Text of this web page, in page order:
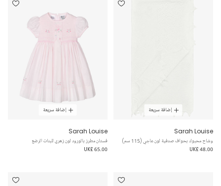
إضافة سريعة
Sarah Louise
وشاح محبوك بحواف صدفية لون عاجي (115 سم)
UK£ 48.00
إضافة سريعة
Sarah Louise
فستان مطرز بالورود لون زهري للبنات الرضع
UK£ 65.00